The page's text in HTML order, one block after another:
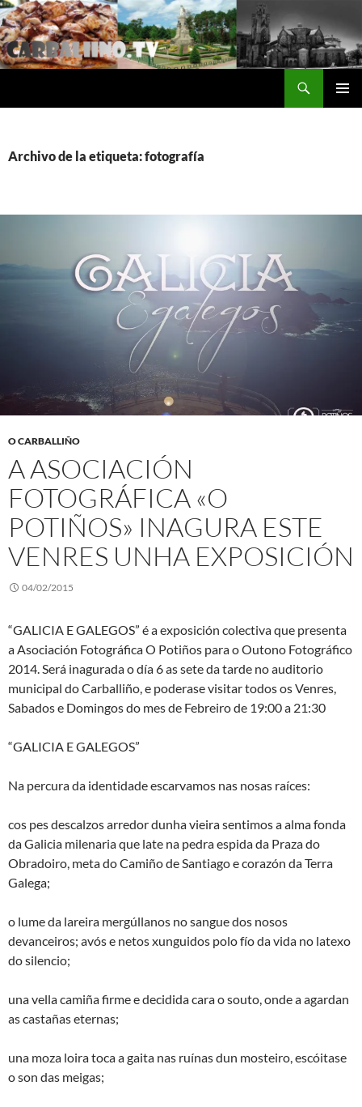
Saltar
al
contenido
Archivo de la etiqueta: fotografía
O CARBALLIÑO
A ASOCIACIÓN
FOTOGRÁFICA «O
POTIÑOS» INAGURA ESTE
VENRES UNHA EXPOSICIÓN
04/02/2015
“GALICIA E GALEGOS” é a exposición colectiva que presenta
a Asociación Fotográfica O Potiños para o Outono Fotográfico
2014. Será inagurada o día 6 as sete da tarde no auditorio
municipal do Carballiño, e poderase visitar todos os Venres,
Sabados e Domingos do mes de Febreiro de 19:00 a 21:30
“GALICIA E GALEGOS”
Na percura da identidade escarvamos nas nosas raíces:
cos pes descalzos arredor dunha vieira sentimos a alma fonda
da Galicia milenaria que late na pedra espida da Praza do
Obradoiro, meta do Camiño de Santiago e corazón da Terra
Galega;
o lume da lareira mergúllanos no sangue dos nosos
devanceiros; avós e netos xunguidos polo fío da vida no latexo
do silencio;
una vella camiña firme e decidida cara o souto, onde a agardan
as castañas eternas;
una moza loira toca a gaita nas ruínas dun mosteiro, escóitase
o son das meigas;